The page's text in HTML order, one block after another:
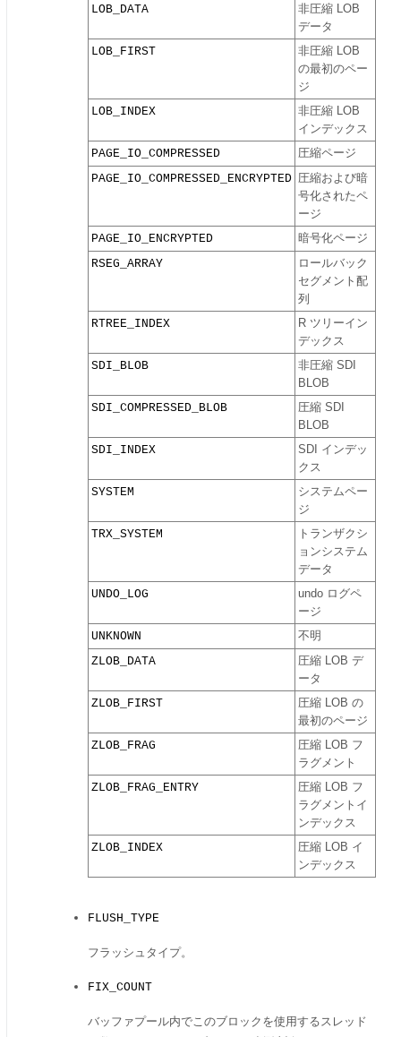
LOB_DATA
非圧縮 LOB
データ
LOB_FIRST
非圧縮 LOB
の最初のペー
ジ
LOB_INDEX
非圧縮 LOB
インデックス
PAGE_IO_COMPRESSED 圧縮ページ
PAGE_IO_COMPRESSED_ENCRYPTED 圧縮および暗
号化されたペ
ージ
PAGE_IO_ENCRYPTED 暗号化ページ
RSEG_ARRAY
ロールバック
セグメント配
列
RTREE_INDEX
R ツリーイン
デックス
SDI_BLOB
非圧縮 SDI
BLOB
SDI_COMPRESSED_BLOB
圧縮 SDI
BLOB
SDI_INDEX
SDI インデッ
クス
SYSTEM
システムペー
ジ
TRX_SYSTEM
トランザクシ
ョンシステム
データ
UNDO_LOG
undo ログペ
ージ
UNKNOWN 不明
ZLOB_DATA
圧縮 LOB デ
ータ
ZLOB_FIRST
圧縮 LOB の
最初のページ
ZLOB_FRAG
圧縮 LOB フ
ラグメント
ZLOB_FRAG_ENTRY
圧縮 LOB フ
ラグメントイ
ンデックス
ZLOB_INDEX
圧縮 LOB イ
ンデックス
FLUSH_TYPE
フラッシュタイプ。
FIX_COUNT
バッファプール内でこのブロックを使用するスレッド